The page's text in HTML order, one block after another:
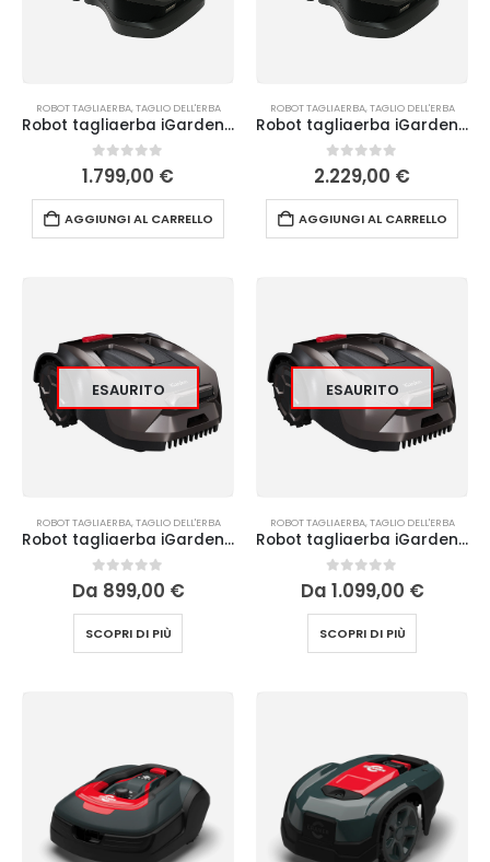
ROBOT TAGLIAERBA,TAGLIO DELL'ERBA
Robot tagliaerba iGarden L AWD 65 LIDAR senza filo perimetrale
0Su 5
1.799,00 €
AGGIUNGI AL CARRELLO
ROBOT TAGLIAERBA,TAGLIO DELL'ERBA
Robot tagliaerba iGarden L AWD 80 LIDAR senza filo perimetrale
0Su 5
2.229,00 €
AGGIUNGI AL CARRELLO
ESAURITO
ROBOT TAGLIAERBA,TAGLIO DELL'ERBA
Robot tagliaerba iGarden R35 RTK
Su 5
Da 899,00 €
SCOPRI DI PIÙ
ESAURITO
ROBOT TAGLIAERBA,TAGLIO DELL'ERBA
Robot tagliaerba iGarden R55 RTK senza filo perimetrale
0Su 5
Da 1.099,00 €
SCOPRI DI PIÙ